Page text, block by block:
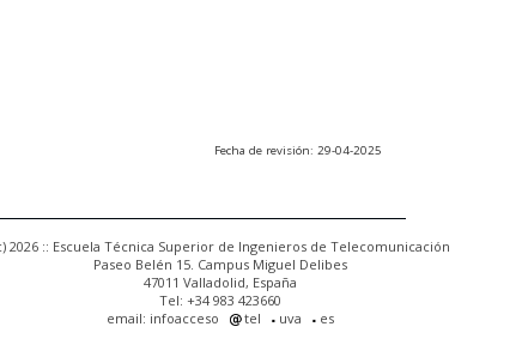
Fecha de revisión: 29-04-2025
2026 :: Escuela Técnica Superior de Ingenieros de Telecomunicación
Paseo Belén 15. Campus Miguel Delibes
47011 Valladolid, España
Tel: +34 983 423660
email: infoacceso
tel uva es